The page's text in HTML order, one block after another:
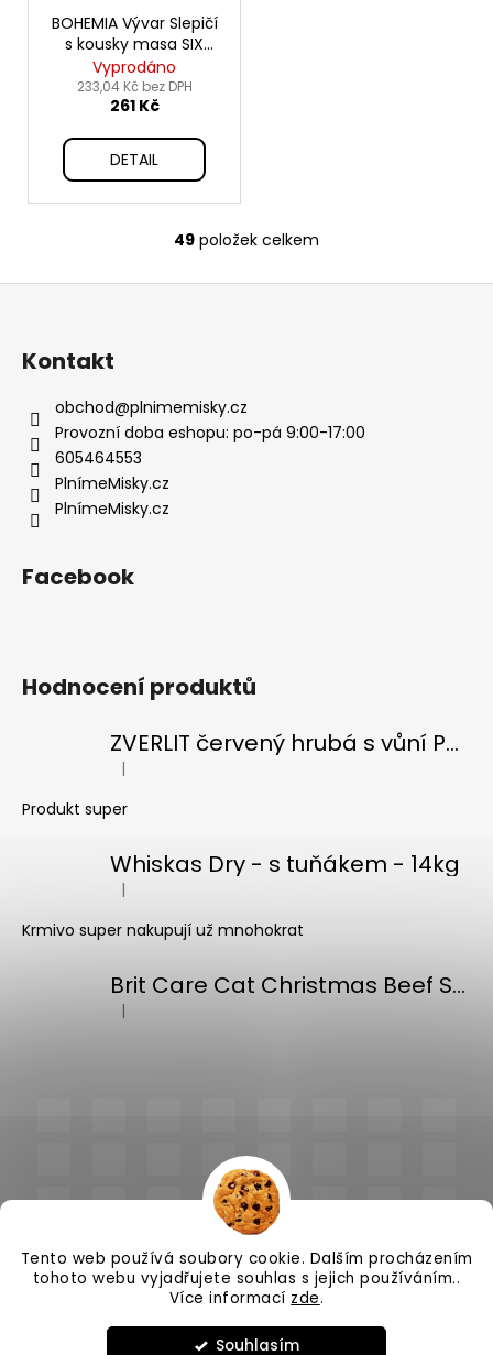
Tento web používá soubory cookie. Dalším procházením
tohoto webu vyjadřujete souhlas s jejich používáním..
Více informací zde.
Souhlasím
BOHEMIA Vývar Slepičí
s kousky masa SIX
PACK 6x140ml
Vyprodáno
233,04 Kč bez DPH
261 Kč
DETAIL
O
v
c
í
p
u
49 položek celkem
Kontakt
obchod@plnimemisky.cz
Provozní doba eshopu: po-pá 9:00-17:00
605464553
PlnímeMisky.cz
PlnímeMisky.cz
Facebook
Hodnocení produktů
ZVERLIT červený hrubá s vůní Podestýlka kočka 10kg
Hodnocení produktu je 5 z 5 hvězdiček.
|
Produkt super
Whiskas Dry - s tuňákem - 14kg
Hodnocení produktu je 5 z 5 hvězdiček.
|
Krmivo super nakupují už mnohokrat
Brit Care Cat Christmas Beef Soup 75g
Hodnocení produktu je 5 z 5 hvězdiček.
|
PlnímeMisky.cz